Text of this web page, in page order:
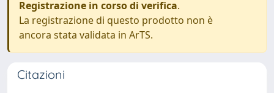
Registrazione in corso di verifica.
La registrazione di questo prodotto non è
ancora stata validata in ArTS.
Citazioni